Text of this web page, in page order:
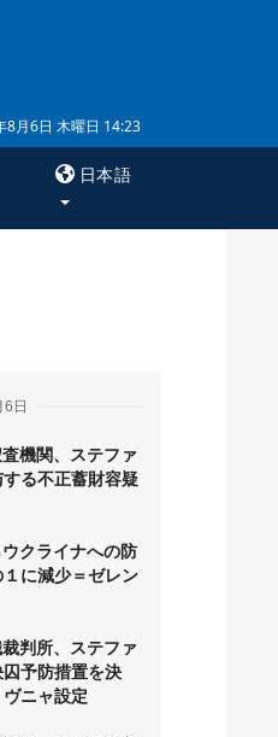
8月6日 木曜日 14:23
日本語
6日
機関、ステファ
る不正蓄財容疑
クライナへの防
に減少＝ゼレン
判所、ステファ
予防措置を決
ニャ設定